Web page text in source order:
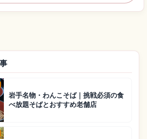
岩手名物・わんこそば｜挑戦必須の食
べ放題そばとおすすめ老舗店